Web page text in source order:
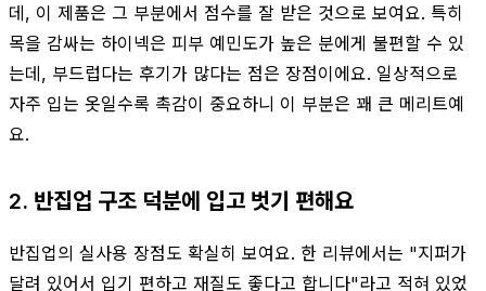
데, 이 제품은 그 부분에서 점수를 잘 받은 것으로 보여요. 특히
목을 감싸는 하이넥은 피부 예민도가 높은 분에게 불편할 수 있
는데, 부드럽다는 후기가 많다는 점은 장점이에요. 일상적으로
자주 입는 옷일수록 촉감이 중요하니 이 부분은 꽤 큰 메리트예
요.
2. 반집업 구조 덕분에 입고 벗기 편해요
반집업의 실사용 장점도 확실히 보여요. 한 리뷰에서는 "지퍼가
달려 있어서 입기 편하고 재질도 좋다고 합니다"라고 적혀 있었